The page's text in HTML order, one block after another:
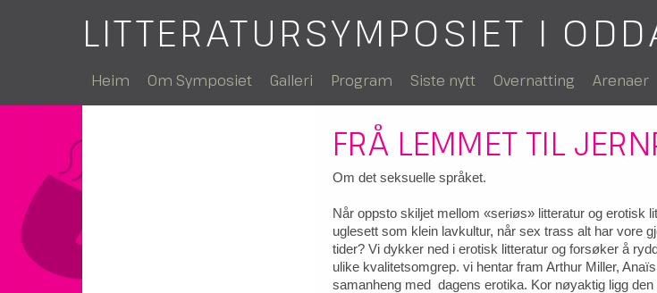
LITTERATURSYMPOSIET I
Heim Om Symposiet Galleri Program Siste nytt Overnatting Arenaer
FRÅ LEMMET TIL
Om det seksuelle språket.
Når oppsto skiljet mellom «seriøs» litteratur og erotisk
uglesett som klein lavkultur, når sex trass alt har vore
tider? Vi dykker ned i erotisk litteratur og forsøker å
ulike kvalitetsomgrep. vi hentar fram Arthur Miller,
samanheng med dagens erotika. Kor nøyaktig ligg